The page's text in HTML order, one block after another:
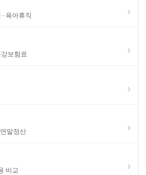
육아휴직 ›
강보험료 ›
›
연말정산 ›
비교 ›